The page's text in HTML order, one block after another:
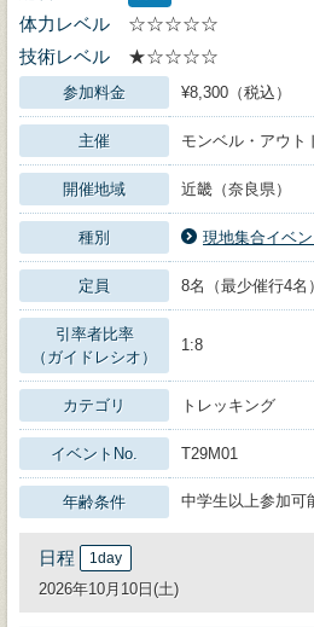
体力レベル
☆☆☆☆☆
技術レベル
★☆☆☆☆
参加料金 ¥8,300（税込）
主催 モンベル・アウト
開催地域 近畿（奈良県）
種別 現地集合イベン
定員 8名（最少催行4名）
引率者比率
（ガイドレシオ）
1:8
カテゴリ トレッキング
イベントNo. T29M01
年齢条件 中学生以上参加可
日程 1day
2026年10月10日(土)